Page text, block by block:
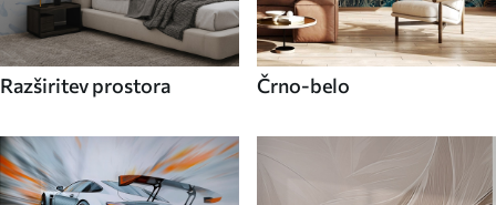
Razširitev prostora Črno-belo